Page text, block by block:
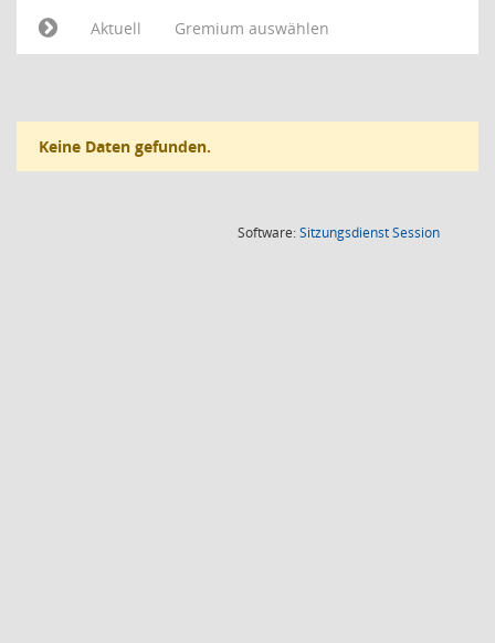
Aktuell
Gremium auswählen
Keine Daten gefunden.
Software:SitzungsdienstSession(Wird in